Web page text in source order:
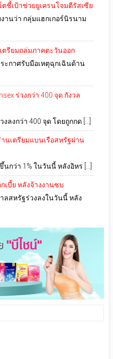
ชี้เป้าช่วยยูเครนโจมตีรัสเซีย
านว่า กลุ่มแฮกเกอร์นิรนาม
รียมถล่มภาคตะวันออก
ะกาศรับมือเหตุฉุกเฉินด้าน
ร่วงกว่า 400 จุด กังวล
ลงกว่า 400 จุด โดยถูกกด […]
นเตรียมแบนเรือสหรัฐผ่าน
ว่า 1% ในวันนี้ หลังอิหร […]
เบี้ย หลังจ้างงานซบ
สหรัฐร่วงลงในวันนี้ หลัง